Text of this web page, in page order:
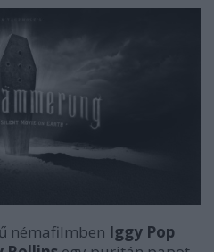
némafilmben Iggy Pop